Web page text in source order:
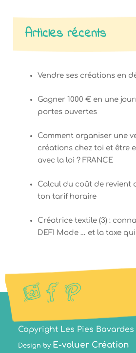
Articles récents
Vendre ses créations en
Gagner 1000 € en une
portes ouvertes
Comment organiser une
créations chez toi et être
avec la loi ? FRANCE
Calcul du coût de revient
ton tarif horaire
Créatrice textile (3) :
DEFI Mode … et la taxe
Copyright Les Pies Bavardes
Design by E-voluer Création